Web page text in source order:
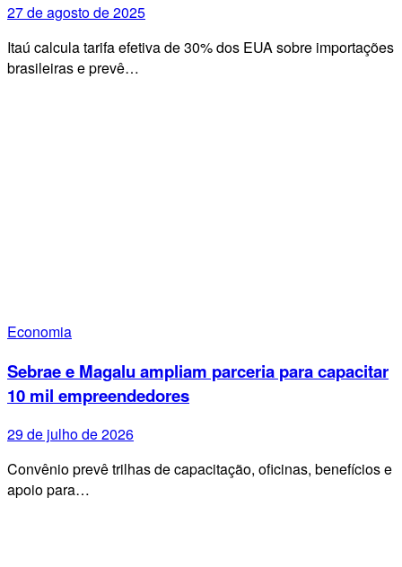
27 de agosto de 2025
Itaú calcula tarifa efetiva de 30% dos EUA sobre importações
brasileiras e prevê…
Economia
Sebrae e Magalu ampliam parceria para capacitar
10 mil empreendedores
29 de julho de 2026
Convênio prevê trilhas de capacitação, oficinas, benefícios e
apoio para…